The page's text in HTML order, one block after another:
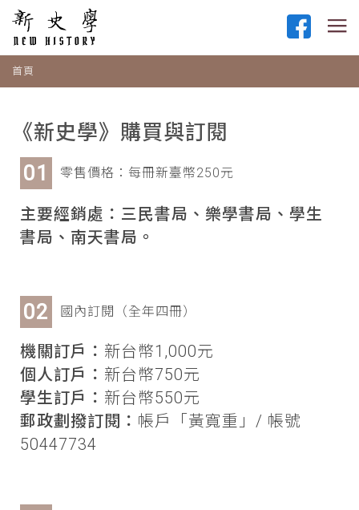
首頁
《新史學》購買與訂閱
零售價格：每冊新臺幣250元
主要經銷處：三民書局、樂學書局、學生
書局、南天書局。
國內訂閱（全年四冊）
機關訂戶： 新台幣1,000元
個人訂戶： 新台幣750元
學生訂戶： 新台幣550元
郵政劃撥訂閱： 帳戶「黃寬重」/ 帳號
50447734